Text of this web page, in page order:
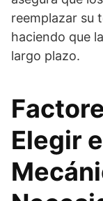
reemplazar su
haciendo que
largo plazo.
Elegir